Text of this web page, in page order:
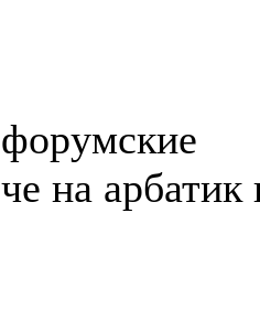
форумские
че на арбатик